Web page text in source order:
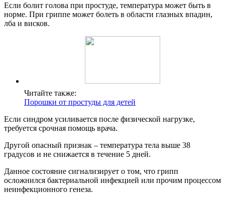
Если болит голова при простуде, температура может быть в
норме. При гриппе может болеть в области глазных впадин,
лба и висков.
Читайте также:
Порошки от простуды для детей
Если синдром усиливается после физической нагрузке,
требуется срочная помощь врача.
Другой опасный признак – температура тела выше 38
градусов и не снижается в течение 5 дней.
Данное состояние сигнализирует о том, что грипп
осложнился бактериальной инфекцией или прочим процессом
неинфекционного генеза.